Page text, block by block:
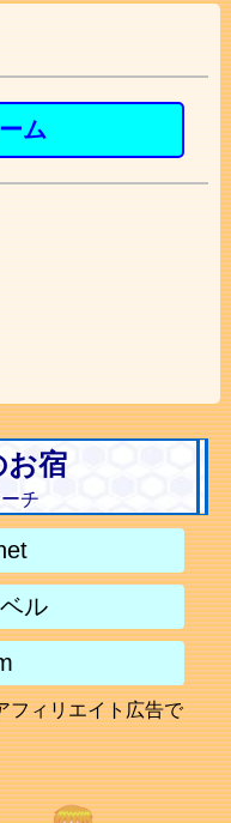
ム
お宿
チ
ル
ィリエイト広告で